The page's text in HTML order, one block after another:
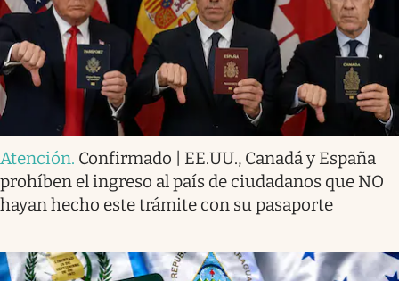
Atención. Confirmado | EE.UU., Canadá y España
prohíben el ingreso al país de ciudadanos que NO
hayan hecho este trámite con su pasaporte